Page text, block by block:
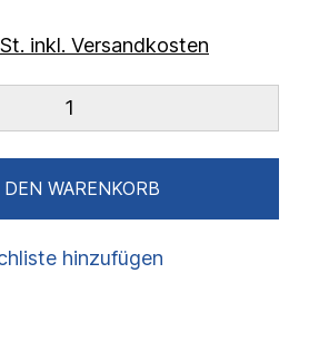
inkl. Versandkosten
WARENKORB
hinzufügen